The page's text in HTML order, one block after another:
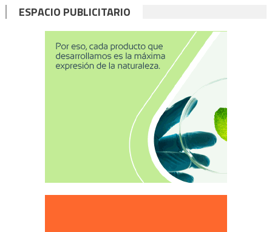
ESPACIO PUBLICITARIO